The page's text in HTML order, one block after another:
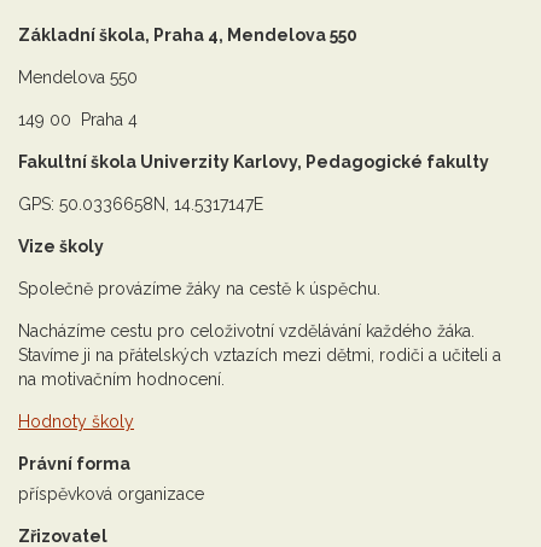
Základní škola, Praha 4, Mendelova 550
Mendelova 550
149 00 Praha 4
Fakultní škola Univerzity Karlovy, Pedagogické fakulty
GPS: 50.0336658N, 14.5317147E
Vize školy
Společně provázíme žáky na cestě k úspěchu.
Nacházíme cestu pro celoživotní vzdělávání každého žáka.
Stavíme ji na přátelských vztazích mezi dětmi, rodiči a učiteli a
na motivačním hodnocení.
Hodnoty školy
Právní forma
příspěvková organizace
Zřizovatel